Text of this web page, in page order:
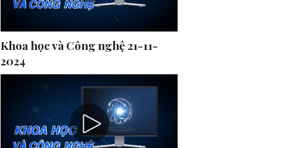
Khoa học và Công nghệ 21-11-
2024